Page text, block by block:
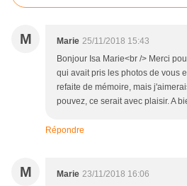
M Marie 25/11/2018 15:43
Bonjour Isa Marie<br /> Merci
qui avait pris les photos de vous
refaite de mémoire, mais
pouvez, ce serait avec plaisir. A
Répondre
M Marie 23/11/2018 16:06